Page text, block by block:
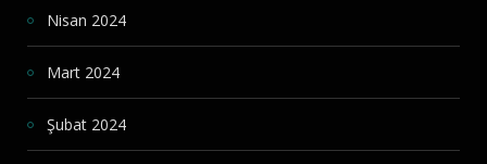
Nisan 2024
Mart 2024
Şubat 2024